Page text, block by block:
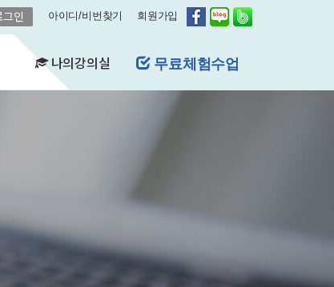
아이디/비번찾기 회원가입
쿠폰관리
결제내역
나의강의실 무료체험수업